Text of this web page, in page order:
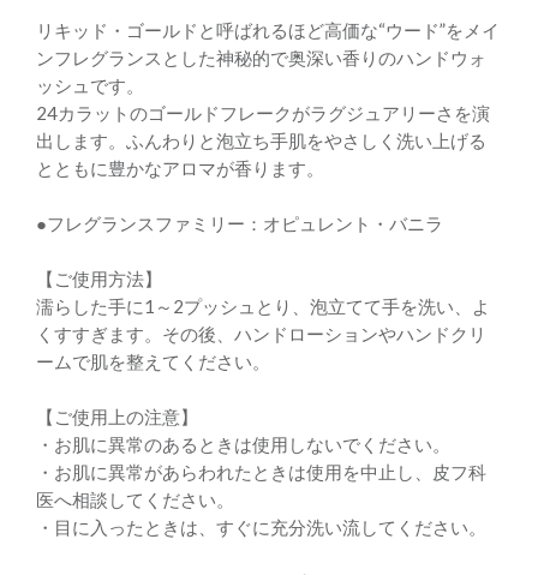
リキッド・ゴールドと呼ばれるほど高価な“ウード”をメイ
ンフレグランスとした神秘的で奥深い香りのハンドウォ
ッシュです。
24カラットのゴールドフレークがラグジュアリーさを演
出します。ふんわりと泡立ち手肌をやさしく洗い上げる
とともに豊かなアロマが香ります。
●フレグランスファミリー：オピュレント・バニラ
【ご使用方法】
濡らした手に1～2プッシュとり、泡立てて手を洗い、よ
くすすぎます。その後、ハンドローションやハンドクリ
ームで肌を整えてください。
【ご使用上の注意】
・お肌に異常のあるときは使用しないでください。
・お肌に異常があらわれたときは使用を中止し、皮フ科
医へ相談してください。
・目に入ったときは、すぐに充分洗い流してください。